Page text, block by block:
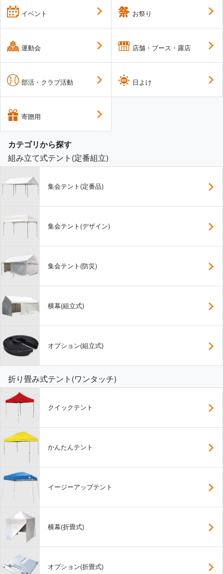
イベント
運動会
部活・クラブ活動
寄贈用
お祭り
店舗・ブース・露店
日よけ
カテゴリから探す
組み立て式テント(定番組立)
集会テント(定番品)
集会テント(デザイン)
集会テント(防災)
横幕(組立式)
オプション(組立式)
折り畳み式テント(ワンタッチ)
クイックテント
かんたんテント
イージーアップテント
横幕(折畳式)
オプション(折畳式)